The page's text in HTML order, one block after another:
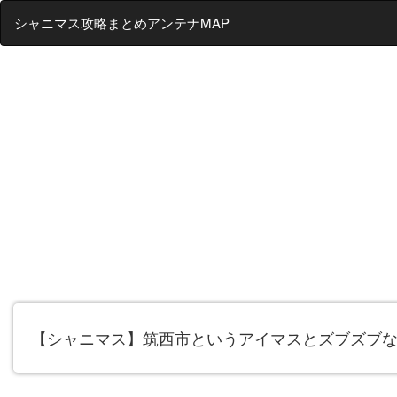
シャニマス攻略まとめアンテナMAP
【シャニマス】筑西市というアイマスとズブズブ